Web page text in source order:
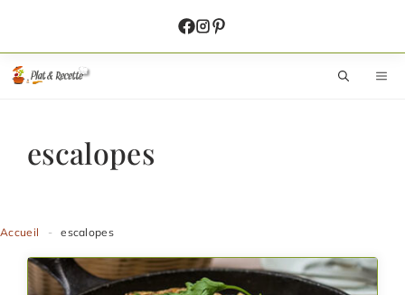
contenu
escalopes
Accueil - escalopes